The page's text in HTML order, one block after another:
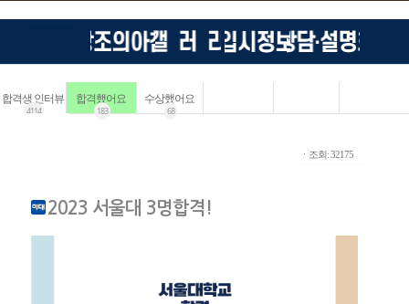
합격생 인터뷰
4114
합격했어요
183
수상했어요
68
ㆍ조회: 32175
2023 서울대 3명합격!